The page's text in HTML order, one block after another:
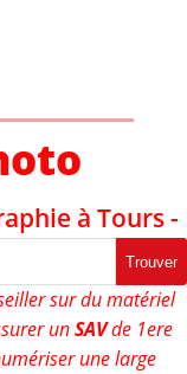
à Tours -
Trouver
sur du matériel
unSAVde 1ere
une large